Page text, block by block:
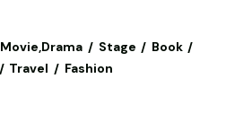
Movie,Drama Stage
Book
Travel Fashion